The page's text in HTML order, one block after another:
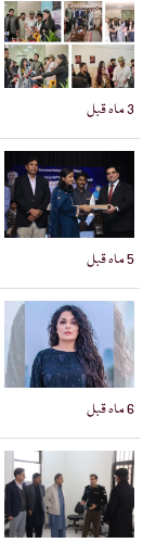
3 ماہ قبل
5 ماہ قبل
6 ماہ قبل